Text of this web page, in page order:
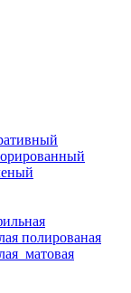
полированая
матовая